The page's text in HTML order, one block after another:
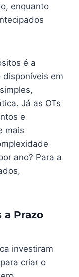
enquanto
é a
em
Já as OTs
e
mais
ano? Para a
a Prazo
investiram
criar o